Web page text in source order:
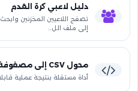
دليل لاعبي كرة القدم
تصفح اللاعبين المخزنين وابحث
إلى ملف الل…
محول CSV إلى مصفوفة PHP
أداة مستقلة بنتيجة عملية